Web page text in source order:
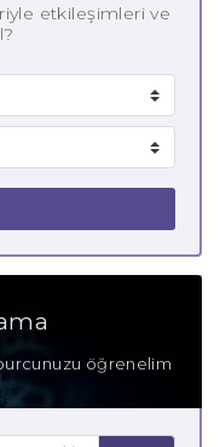
etkileşimleri ve
öğrenelim